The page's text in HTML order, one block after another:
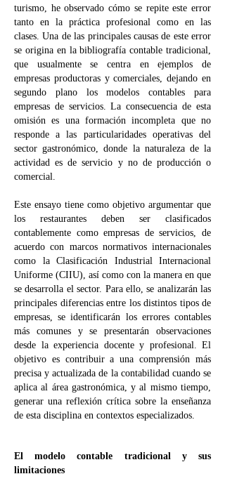
turismo, he observado cómo se repite este error
tanto en la práctica profesional como en las
clases. Una de las principales causas de este error
se origina en la bibliografía contable tradicional,
que usualmente se centra en ejemplos de
empresas productoras y comerciales, dejando en
segundo plano los modelos contables para
empresas de servicios. La consecuencia de esta
omisión es una formación incompleta que no
responde a las particularidades operativas del
sector gastronómico, donde la naturaleza de la
actividad es de servicio y no de producción o
comercial.
Este ensayo tiene como objetivo argumentar que
los restaurantes deben ser clasificados
contablemente como empresas de servicios, de
acuerdo con marcos normativos internacionales
como la Clasificación Industrial Internacional
Uniforme (CIIU), así como con la manera en que
se desarrolla el sector. Para ello, se analizarán las
principales diferencias entre los distintos tipos de
empresas, se identificarán los errores contables
más comunes y se presentarán observaciones
desde la experiencia docente y profesional. El
objetivo es contribuir a una comprensión más
precisa y actualizada de la contabilidad cuando se
aplica al área gastronómica, y al mismo tiempo,
generar una reflexión crítica sobre la enseñanza
de esta disciplina en contextos especializados.
El modelo contable tradicional y sus
limitaciones